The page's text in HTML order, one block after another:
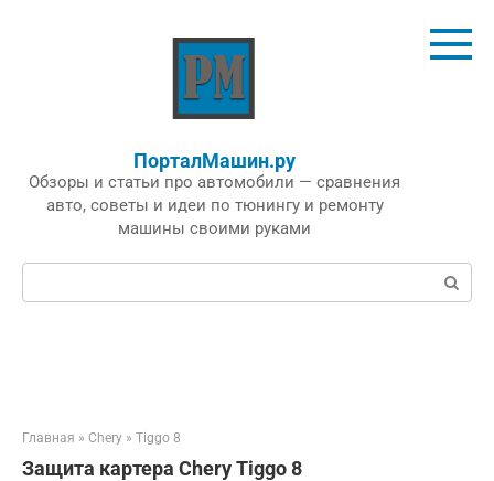
ПорталМашин.ру
Обзоры и статьи про автомобили — сравнения
авто, советы и идеи по тюнингу и ремонту
машины своими руками
Поиск:
Главная » Chery » Tiggo 8
Защита картера Chery Tiggo 8